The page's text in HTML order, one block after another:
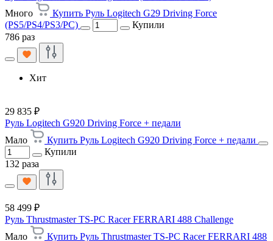
Много
Купить Руль Logitech G29 Driving Force
(PS5/PS4/PS3/PC)
Купили
786 раз
Хит
29 835 ₽
Руль Logitech G920 Driving Force + педали
Мало
Купить Руль Logitech G920 Driving Force + педали
Купили
132 раза
58 499 ₽
Руль Thrustmaster TS-PC Racer FERRARI 488 Challenge
Мало
Купить Руль Thrustmaster TS-PC Racer FERRARI 488